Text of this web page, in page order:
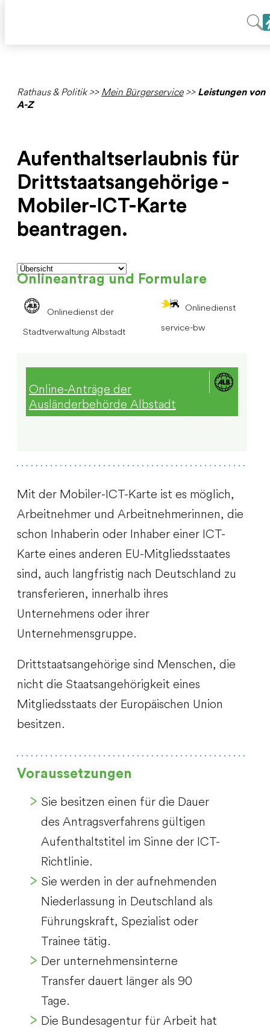
Rathaus & Politik>> Mein Bürgerservice>> Leistungen von
A-Z
Aufenthaltserlaubnis für
Drittstaatsangehörige -
Mobiler-ICT-Karte
beantragen.
Onlineantrag und Formulare
Onlinedienst der
Stadtverwaltung Albstadt
Onlinedienst
service-bw
Online-Anträge der
Ausländerbehörde Albstadt
Mit der Mobiler-ICT-Karte ist es möglich,
Arbeitnehmer und Arbeitnehmerinnen, die
schon Inhaberin oder Inhaber einer ICT-
Karte eines anderen EU-Mitgliedsstaates
sind, auch langfristig nach Deutschland zu
transferieren, innerhalb ihres
Unternehmens oder ihrer
Unternehmensgruppe.
Drittstaatsangehörige sind Menschen, die
nicht die Staatsangehörigkeit eines
Mitgliedsstaats der Europäischen Union
besitzen.
Voraussetzungen
Sie besitzen einen für die Dauer
des Antragsverfahrens gültigen
Aufenthaltstitel im Sinne der ICT-
Richtlinie.
Sie werden in der aufnehmenden
Niederlassung in Deutschland als
Führungskraft, Spezialist oder
Trainee tätig.
Der unternehmensinterne
Transfer dauert länger als 90
Tage.
Die Bundesagentur für Arbeit hat